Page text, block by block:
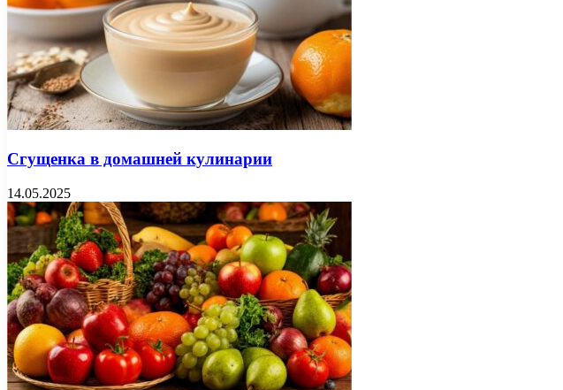
Сгущенка в домашней кулинарии
14.05.2025